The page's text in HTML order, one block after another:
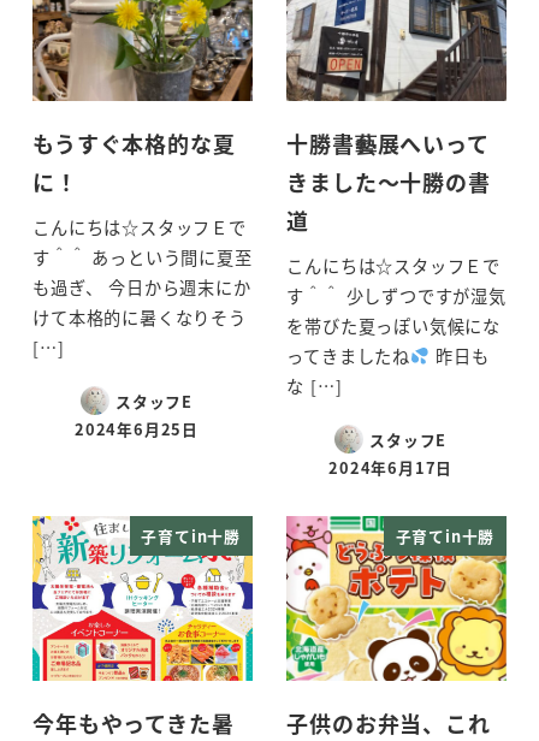
もうすぐ本格的な夏
に！
こんにちは☆スタッフＥで
す＾＾ あっという間に夏至
も過ぎ、 今日から週末にか
けて本格的に暑くなりそう
[…]
スタッフE
投稿日
2024年6月25日
十勝書藝展へいって
きました～十勝の書
道
こんにちは☆スタッフＥで
す＾＾ 少しずつですが湿気
を帯びた夏っぽい気候にな
ってきましたね
昨日も
な […]
スタッフE
投稿日
2024年6月17日
子育てin十勝
今年もやってきた暑
子育てin十勝
子供のお弁当、これ